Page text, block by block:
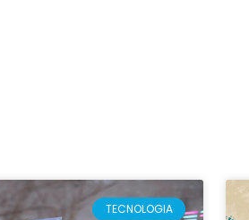
TECNOLOGIA